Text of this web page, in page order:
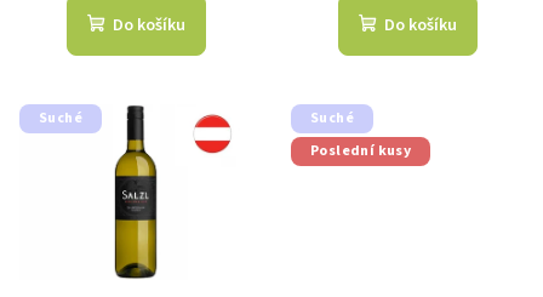
Do košíku Do košíku
Suché
Suché
Poslední kusy